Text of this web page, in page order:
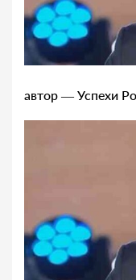
автор — Успехи